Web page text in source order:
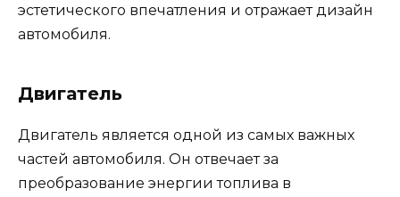
эстетического впечатления и отражает дизайн
автомобиля.
Двигатель
Двигатель является одной из самых важных
частей автомобиля. Он отвечает за
преобразование энергии топлива в